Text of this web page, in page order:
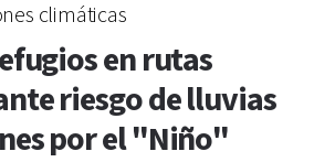
climáticas
en rutas
riesgo de lluvias
por el "Niño"